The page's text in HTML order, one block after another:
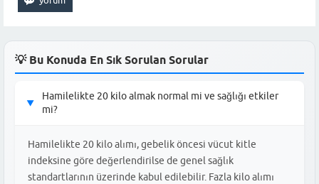
💡 Bu Konuda En Sık Sorulan Sorular
▶
Hamilelikte 20 kilo almak normal mi ve sağlığı etkiler
mi?
Hamilelikte 20 kilo alımı, gebelik öncesi vücut kitle
indeksine göre değerlendirilse de genel sağlık
standartlarının üzerinde kabul edilebilir. Fazla kilo alımı